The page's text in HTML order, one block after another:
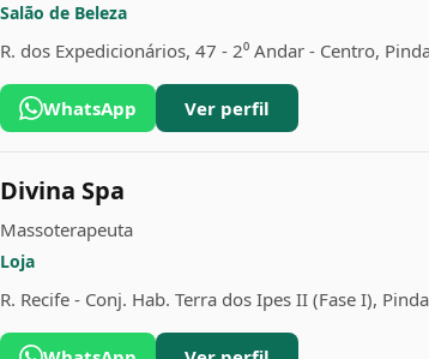
Salão de Beleza
R. dos Expedicionários, 47 - 2⁰ Andar - Centro,
WhatsApp Ver perfil
Divina Spa
Massoterapeuta
Loja
R. Recife - Conj. Hab. Terra dos Ipes II (Fase I),